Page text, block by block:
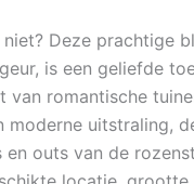
Deze prachtige
is een geliefde
van romantische
moderne uitstraling,
outs van de